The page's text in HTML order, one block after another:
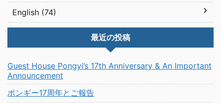
English (74)
最近の投稿
Guest House Pongyi’s 17th Anniversary & An Important
Announcement
ポンギー17周年とご報告